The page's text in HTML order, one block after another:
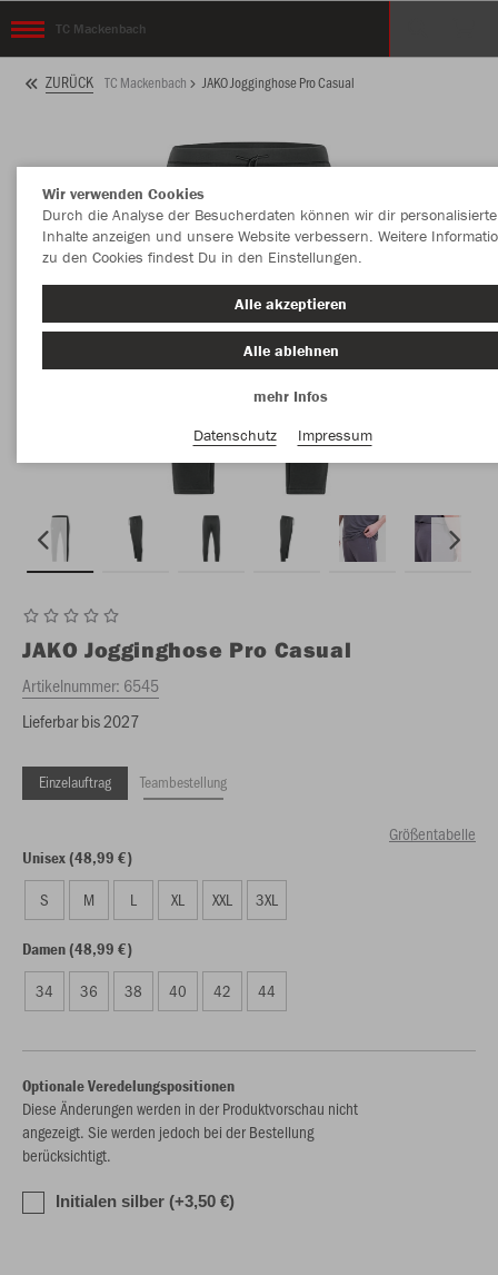
TC Mackenbach
ZURÜCK TC Mackenbach JAKO Jogginghose Pro Casual
JAKO Jogginghose Pro Casual
Artikelnummer: 6545
Lieferbar bis 2027
Einzelauftrag Teambestellung
Größentabelle
Unisex (48,99 €)
S M L XL XXL 3XL
Damen (48,99 €)
34 36 38 40 42 44
Optionale Veredelungspositionen
Diese Änderungen werden in der Produktvorschau nicht
angezeigt. Sie werden jedoch bei der Bestellung
berücksichtigt.
Initialen silber (+3,50 €)
Wir verwenden Cookies
Durch die Analyse der Besucherdaten können wir dir personalisierte
Inhalte anzeigen und unsere Website verbessern. Weitere
zu den Cookies findest Du in den Einstellungen.
Alle akzeptieren
Alle ablehnen
mehr Infos
Datenschutz
Impressum